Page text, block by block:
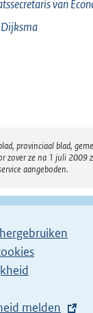
van
Dijksma
provinciaal blad,
ze na 1 juli
aangeboden.
melden